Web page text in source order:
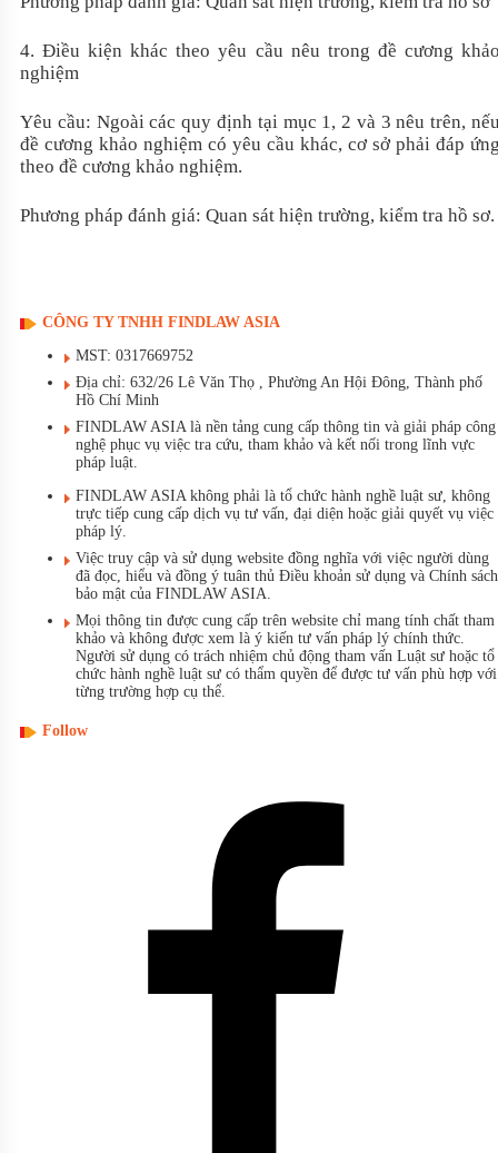
4. Điều kiện khác theo yêu cầu nêu trong đề cương
nghiệm
Yêu cầu: Ngoài các quy định tại mục 1, 2 và 3 nêu trên,
đề cương khảo nghiệm có yêu cầu khác, cơ sở phải đáp
theo đề cương khảo nghiệm.
Phương pháp đánh giá: Quan sát hiện trường, kiểm tra hồ sơ.
CÔNG TY TNHH FINDLAW ASIA
MST: 0317669752
Địa chỉ: 632/26 Lê Văn Thọ , Phường An Hội Đông, Thành phố
Hồ Chí Minh
FINDLAW ASIA là nền tảng cung cấp thông tin và giải pháp công
nghệ phục vụ việc tra cứu, tham khảo và kết nối trong lĩnh vực
pháp luật.
FINDLAW ASIA không phải là tổ chức hành nghề luật sư, không
trực tiếp cung cấp dịch vụ tư vấn, đại diện hoặc giải quyết vụ việc
pháp lý.
Việc truy cập và sử dụng website đồng nghĩa với việc người dùng
đã đọc, hiểu và đồng ý tuân thủ Điều khoản sử dụng và Chính sách
bảo mật của FINDLAW ASIA.
Mọi thông tin được cung cấp trên website chỉ mang tính chất tham
khảo và không được xem là ý kiến tư vấn pháp lý chính thức.
Người sử dụng có trách nhiệm chủ động tham vấn Luật sư hoặc tổ
chức hành nghề luật sư có thẩm quyền để được tư vấn phù hợp với
từng trường hợp cụ thể.
Follow